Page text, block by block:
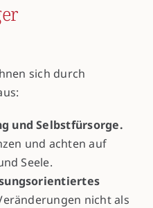
sich durch
und Selbstfürsorge.
und achten auf
Seele.
nicht als